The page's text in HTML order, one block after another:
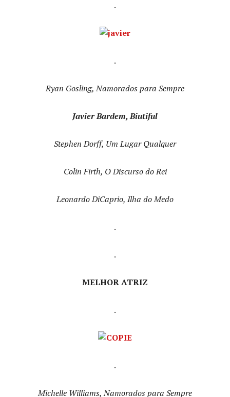
.
.
Ryan Gosling, Namorados para Sempre
Javier Bardem, Biutiful
Stephen Dorff, Um Lugar Qualquer
Colin Firth, O Discurso do Rei
Leonardo DiCaprio, Ilha do Medo
.
.
MELHOR ATRIZ
.
.
Michelle Williams, Namorados para Sempre